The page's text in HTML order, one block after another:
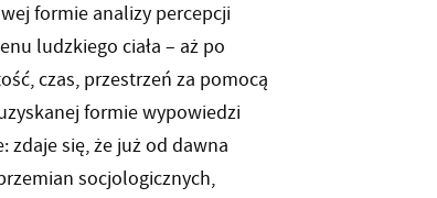
formie analizy percepcji
ludzkiego ciała – aż po
czas, przestrzeń za pomocą
formie wypowiedzi
się, że już od dawna
socjologicznych,